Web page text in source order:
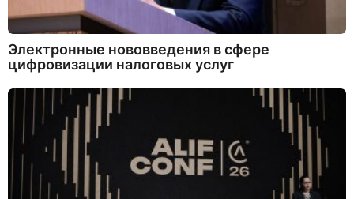
Электронные нововведения в сфере
цифровизации налоговых услуг